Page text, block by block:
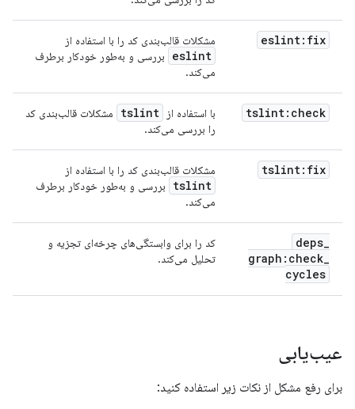
eslint:fix مشکلات قالب‌بندی کد را با استفاده از
eslint
بررسی و به‌طور خودکار برطرف
می‌کند.
tslint:check با استفاده از tslint
مشکلات قالب‌بندی کد
را بررسی می‌کند.
tslint:fix مشکلات قالب‌بندی کد را با استفاده از
tslint
بررسی و به‌طور خودکار برطرف
می‌کند.
deps_
graph:check_
cycles
کد را برای وابستگی‌های چرخه‌ای تجزیه و
تحلیل می‌کند.
عیب‌یابی
برای رفع مشکل از نکات زیر استفاده کنید: